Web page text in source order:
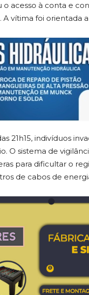
acesso à conta e
vítima foi orientada
21h15, indivíduos
O sistema de
para dificultar o
de cabos de